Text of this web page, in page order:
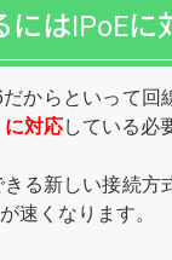
にはIPoE
からといって
に対応している必
きる新しい接続
速くなります。